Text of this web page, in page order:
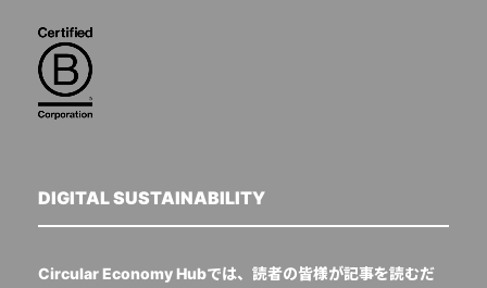
DIGITAL SUSTAINABILITY
Circular Economy Hubでは、読者の皆様が記事を読むだ